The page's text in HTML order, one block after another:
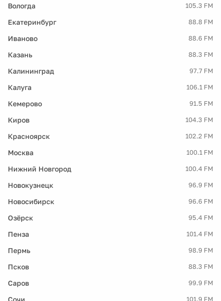
Вологда 105.3 FM
Екатеринбург 88.8 FM
Иваново 88.6 FM
Казань 88.3 FM
Калининград 97.7 FM
Калуга 106.1 FM
Кемерово 91.5 FM
Киров 104.3 FM
Красноярск 102.2 FM
Москва 100.1 FM
Нижний Новгород 100.4 FM
Новокузнецк 96.9 FM
Новосибирск 96.6 FM
Озёрск 95.4 FM
Пенза 101.4 FM
Пермь 98.9 FM
Псков 88.3 FM
Саров 99.9 FM
Сочи 101.9 FM